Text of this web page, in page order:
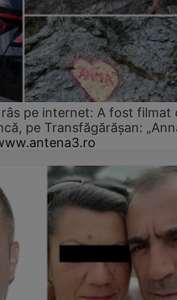
pe internet: A fost filmat
pe Transfăgărășan: